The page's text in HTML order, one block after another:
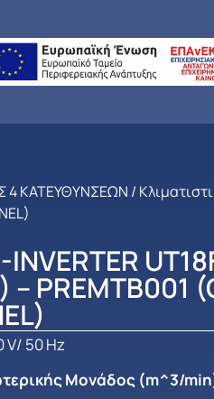
4 ΚΑΤΕΥΘΥΝΣΕΩΝ /
– PREMTB001
V/ 50 Hz
Μονάδος (m^3/